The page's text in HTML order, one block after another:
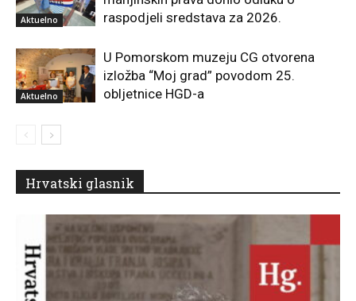
Aktuelno
raspodjeli sredstava za 2026.
Aktuelno
U Pomorskom muzeju CG otvorena
izložba “Moj grad” povodom 25.
obljetnice HGD-a
Hrvatski glasnik